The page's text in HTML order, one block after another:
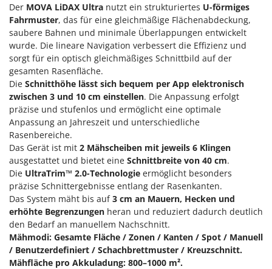
Der MOVA LiDAX Ultra nutzt ein strukturiertes U-förmiges
Fahrmuster, das für eine gleichmäßige Flächenabdeckung,
saubere Bahnen und minimale Überlappungen entwickelt
wurde. Die lineare Navigation verbessert die Effizienz und
sorgt für ein optisch gleichmäßiges Schnittbild auf der
gesamten Rasenfläche.
Die Schnitthöhe lässt sich bequem per App elektronisch
zwischen 3 und 10 cm einstellen. Die Anpassung erfolgt
präzise und stufenlos und ermöglicht eine optimale
Anpassung an Jahreszeit und unterschiedliche
Rasenbereiche.
Das Gerät ist mit 2 Mähscheiben mit jeweils 6 Klingen
ausgestattet und bietet eine Schnittbreite von 40 cm.
Die UltraTrim™ 2.0-Technologie ermöglicht besonders
präzise Schnittergebnisse entlang der Rasenkanten.
Das System mäht bis auf3 cm an Mauern, Hecken und
erhöhte Begrenzungen heran und reduziert dadurch deutlich
den Bedarf an manuellem Nachschnitt.
Mähmodi: Gesamte Fläche / Zonen / Kanten / Spot / Manuell
/ Benutzerdefiniert / Schachbrettmuster / Kreuzschnitt.
Mähfläche pro Akkuladung: 800–1000 m².